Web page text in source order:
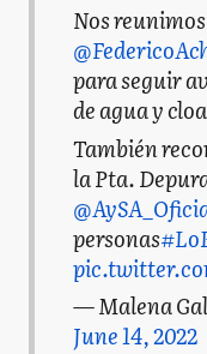
Nos
para seguir
de agua y
También
la Pta.
personas
— Malena
June 14, 2022